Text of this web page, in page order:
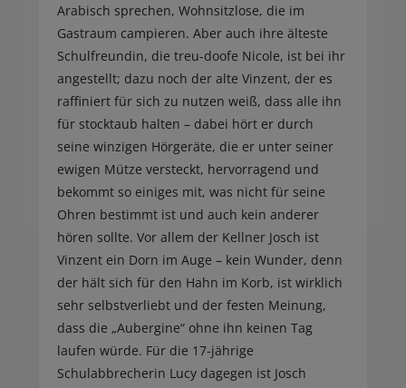
Arabisch sprechen, Wohnsitzlose, die im
Gastraum campieren. Aber auch ihre älteste
Schulfreundin, die treu-doofe Nicole, ist bei ihr
angestellt; dazu noch der alte Vinzent, der es
raffiniert für sich zu nutzen weiß, dass alle ihn
für stocktaub halten – dabei hört er durch
seine winzigen Hörgeräte, die er unter seiner
ewigen Mütze versteckt, hervorragend und
bekommt so einiges mit, was nicht für seine
Ohren bestimmt ist und auch kein anderer
hören sollte. Vor allem der Kellner Josch ist
Vinzent ein Dorn im Auge – kein Wunder, denn
der hält sich für den Hahn im Korb, ist wirklich
sehr selbstverliebt und der festen Meinung,
dass die „Aubergine“ ohne ihn keinen Tag
laufen würde. Für die 17-jährige
Schulabbrecherin Lucy dagegen ist Josch